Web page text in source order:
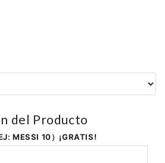
del Producto
MESSI 10）¡GRATIS!